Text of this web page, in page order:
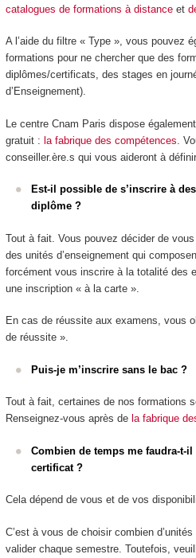
catalogues de formations à distanceet
A l’aide du filtre « Type », vous pouvez
formations pour ne chercher que des
diplômes/certificats, des stages en
d’Enseignement).
Le centre Cnam Paris dispose
gratuit : la fabrique des compétences .
conseiller.ère.s qui vous aideront à
Est-il possible de s’inscrire à
diplôme ?
Tout à fait. Vous pouvez décider de
des unités d’enseignement qui
forcément vous inscrire à la totalité des
une inscription « à la carte ».
En cas de réussite aux examens, vous
de réussite ».
Puis-je m’inscrire sans le bac ?
Tout à fait, certaines de nos formations
Renseignez-vous après de la fabrique
Combien de temps me faudra-
certificat ?
Cela dépend de vous et de vos
C’est à vous de choisir combien
valider chaque semestre. Toutefois,